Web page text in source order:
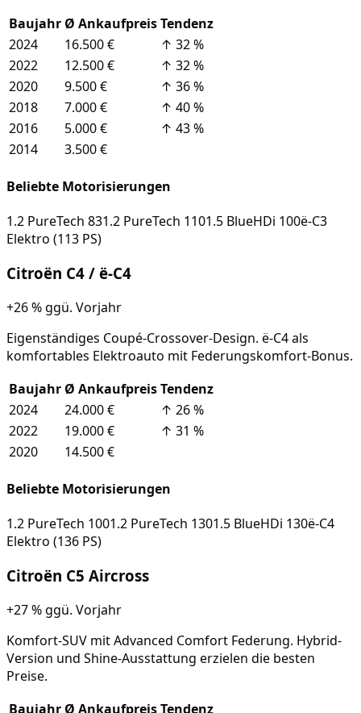
Baujahr Ø AnkaufpreisTendenz
2024
16.500 € ↑ 32%
2022
12.500 € ↑ 32%
2020
9.500 € ↑ 36%
2018
7.000 € ↑ 40%
2016
5.000 € ↑ 43%
2014
3.500 €
Beliebte Motorisierungen
1.2 PureTech 831.2 PureTech 1101.5 BlueHDi 100ë-C3
Elektro (113 PS)
Citroën C4 / ë-C4
+26 %ggü. Vorjahr
Eigenständiges Coupé-Crossover-Design. ë-C4 als
komfortables Elektroauto mit Federungskomfort-Bonus.
Baujahr Ø AnkaufpreisTendenz
2024
24.000 € ↑ 26%
2022
19.000 € ↑ 31 %
2020
14.500 €
Beliebte Motorisierungen
1.2 PureTech 1001.2 PureTech 1301.5 BlueHDi 130ë-C4
Elektro (136 PS)
Citroën C5 Aircross
+27 %ggü. Vorjahr
Komfort-SUV mit Advanced Comfort Federung. Hybrid-
Version und Shine-Ausstattung erzielen die besten
Preise.
Baujahr Ø AnkaufpreisTendenz